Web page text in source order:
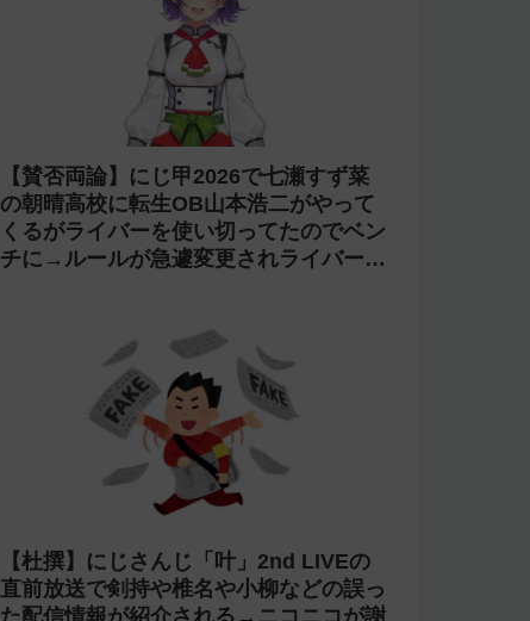
【賛否両論】にじ甲2026で七瀬すず菜
の朝晴高校に転生OB山本浩二がやって
くるがライバーを使い切ってたのでベン
チに→ルールが急遽変更されライバーの
【杜撰】にじさんじ「叶」2nd LIVEの
直前放送で剣持や椎名や小柳などの誤っ
た配信情報が紹介される→ニコニコが謝